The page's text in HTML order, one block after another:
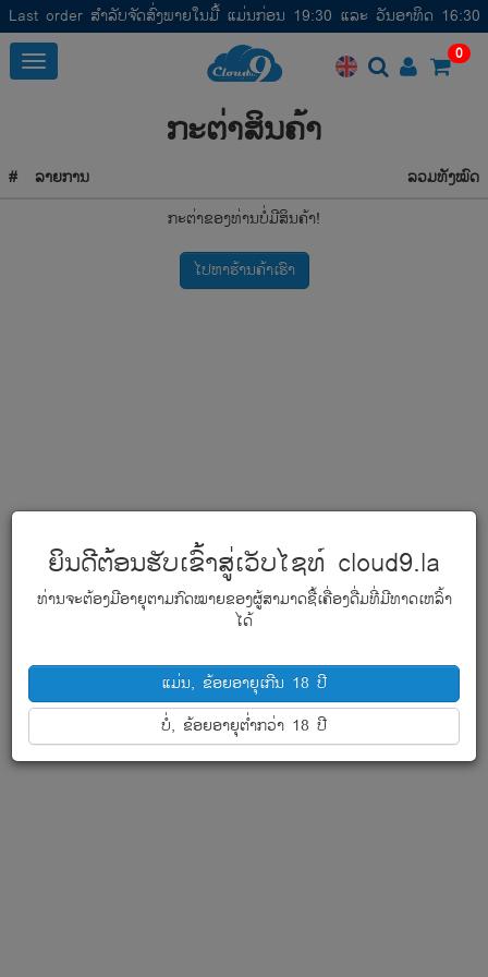
Last order ສໍາລັບຈັດສົ່ງພາຍໃນມື້ ແມ່ນກ່ອນ 19:30 ແລະ ວັນອາທິດ 16:30
Toggle
0
ກະຕ່າສິນຄ້າ
# ລາຍການ
ລວມທັງໝົດ
ກະຕ່າຂອງທ່ານບໍ່ມີສິນຄ້າ!
ໄປຫາຮ້ານຄ້າເຮົາ
ຍິນດີຕ້ອນຮັບເຂົ້າສູ່ເວັບໄຊທ໌ cloud9.la
ທ່ານຈະຕ້ອງມີອາຍຸຕາມກົດໝາຍຂອງຜູ້ສາມາດຊື້ເຄື່ອງດື່ມທີ່ມີທາດເຫລົ້າ
ໄດ້
ແມ່ນ, ຂ້ອຍອາຍຸເກີນ 18 ປີ
ບໍ່, ຂ້ອຍອາຍຸຕໍ່າກວ່າ 18 ປີ